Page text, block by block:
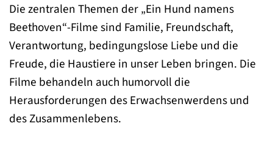
Die zentralen Themen der „Ein Hund namens
Beethoven“-Filme sind Familie, Freundschaft,
Verantwortung, bedingungslose Liebe und die
Freude, die Haustiere in unser Leben bringen. Die
Filme behandeln auch humorvoll die
Herausforderungen des Erwachsenwerdens und
des Zusammenlebens.